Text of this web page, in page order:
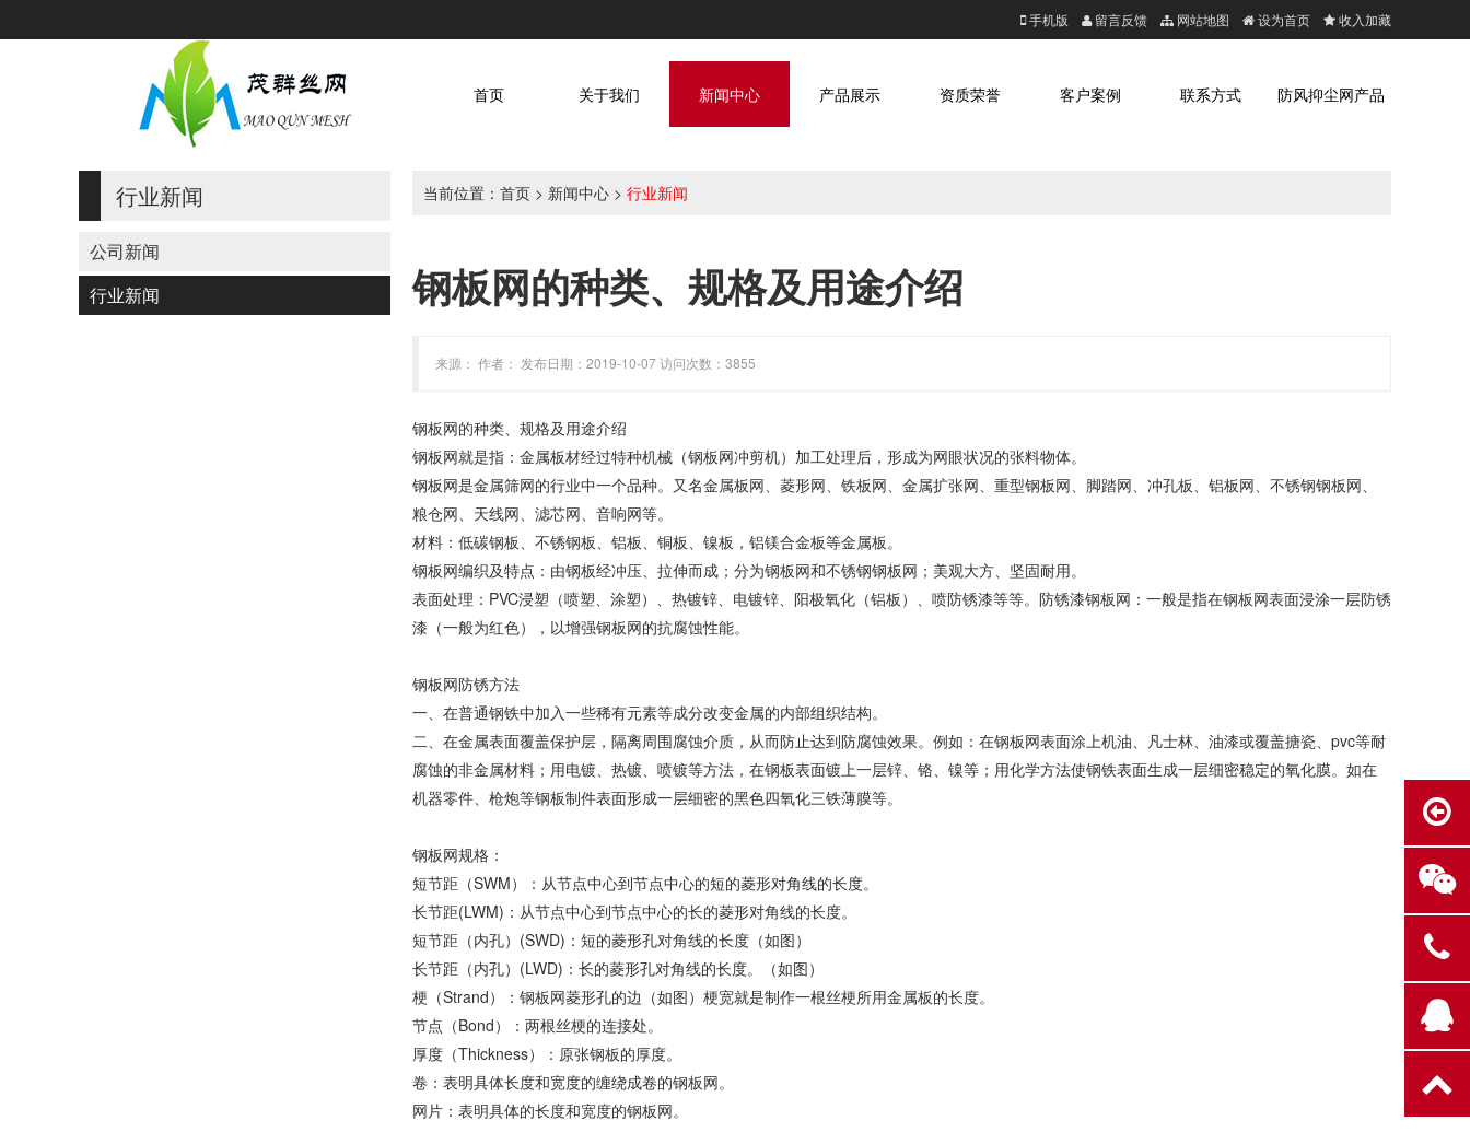
手机版 留言反馈 网站地图 设为首页 收入加藏
防风抑尘网产品
联系方式
客户案例
资质荣誉
产品展示
新闻中心
关于我们
首页
行业新闻
公司新闻
行业新闻
当前位置： 首页 > 新闻中心 > 行业新闻
钢板网的种类、规格及用途介绍
来源： 作者： 发布日期：2019-10-07 访问次数：3855
钢板网的种类、规格及用途介绍
钢板网就是指：金属板材经过特种机械（钢板网冲剪机）加工处理后，形成为网眼状况的张料物体。
钢板网是金属筛网的行业中一个品种。又名金属板网、菱形网、铁板网、金属扩张网、重型钢板网、脚踏网、冲孔板、铝板网、不锈钢钢板网、
粮仓网、天线网、滤芯网、音响网等。
材料：低碳钢板、不锈钢板、铝板、铜板、镍板，铝镁合金板等金属板。
钢板网编织及特点：由钢板经冲压、拉伸而成；分为钢板网和不锈钢钢板网；美观大方、坚固耐用。
表面处理：PVC浸塑（喷塑、涂塑）、热镀锌、电镀锌、阳极氧化（铝板）、喷防锈漆等等。防锈漆钢板网：一般是指在钢板网表面浸涂一层防锈
漆（一般为红色），以增强钢板网的抗腐蚀性能。
钢板网防锈方法
一、在普通钢铁中加入一些稀有元素等成分改变金属的内部组织结构。
二、在金属表面覆盖保护层，隔离周围腐蚀介质，从而防止达到防腐蚀效果。例如：在钢板网表面涂上机油、凡士林、油漆或覆盖搪瓷、pvc等耐
腐蚀的非金属材料；用电镀、热镀、喷镀等方法，在钢板表面镀上一层锌、铬、镍等；用化学方法使钢铁表面生成一层细密稳定的氧化膜。如在
机器零件、枪炮等钢板制件表面形成一层细密的黑色四氧化三铁薄膜等。
钢板网规格：
短节距（SWM）：从节点中心到节点中心的短的菱形对角线的长度。
长节距(LWM)：从节点中心到节点中心的长的菱形对角线的长度。
短节距（内孔）(SWD)：短的菱形孔对角线的长度（如图）
长节距（内孔）(LWD)：长的菱形孔对角线的长度。（如图）
梗（Strand）：钢板网菱形孔的边（如图）梗宽就是制作一根丝梗所用金属板的长度。
节点（Bond）：两根丝梗的连接处。
厚度（Thickness）：原张钢板的厚度。
卷：表明具体长度和宽度的缠绕成卷的钢板网。
网片：表明具体的长度和宽度的钢板网。